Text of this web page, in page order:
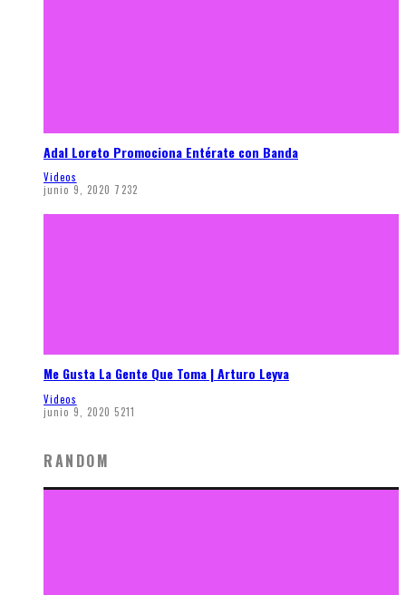
Adal Loreto Promociona Entérate con Banda
Videos
junio 9, 2020 7232
Me Gusta La Gente Que Toma | Arturo Leyva
Videos
junio 9, 2020 5211
RANDOM